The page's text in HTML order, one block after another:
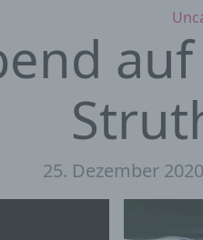
25. Dezember 2020